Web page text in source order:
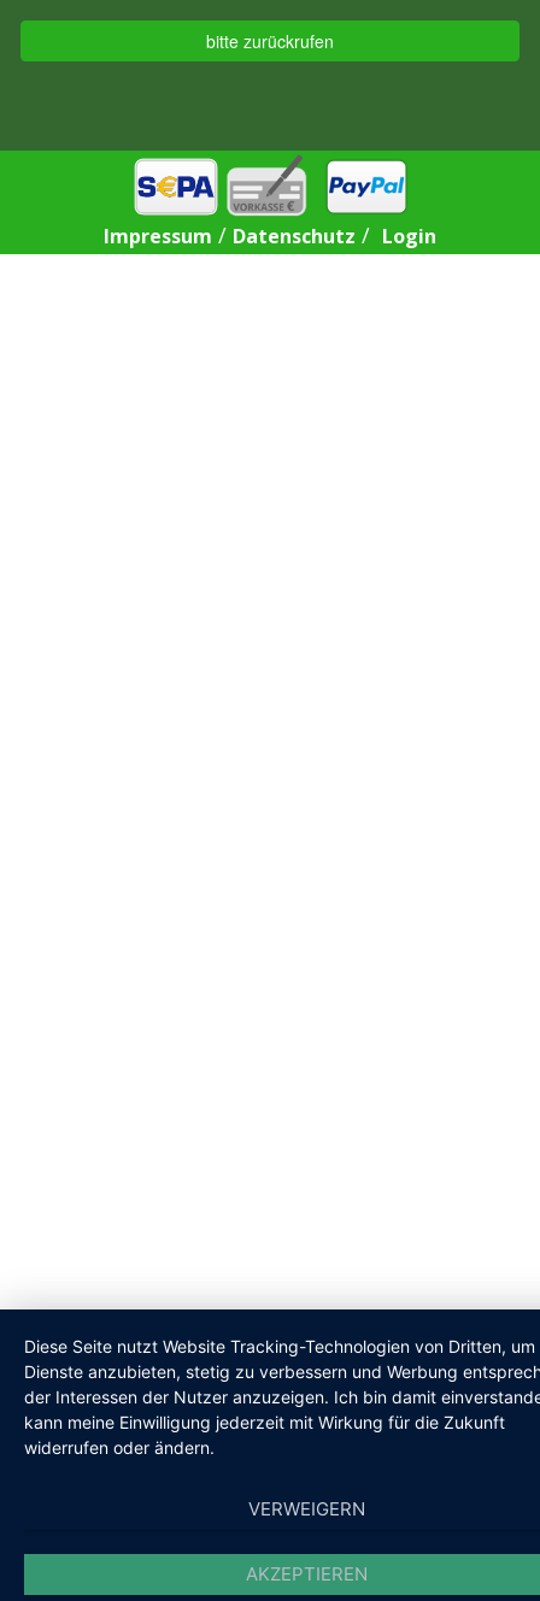
Impressum / Datenschutz / Login
Diese Seite nutzt Website Tracking-Technologien von Dritten, um
Dienste anzubieten, stetig zu verbessern und Werbung
der Interessen der Nutzer anzuzeigen. Ich bin damit
kann meine Einwilligung jederzeit mit Wirkung für die Zukunft
widerrufen oder ändern.
VERWEIGERN
AKZEPTIEREN